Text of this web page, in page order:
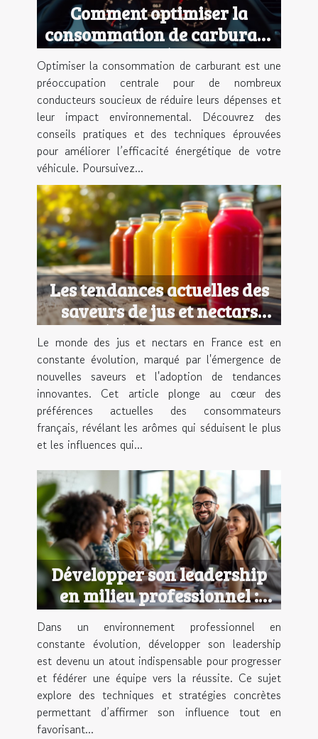
Comment optimiser la
consommation de carburant
de votre véhicule ?
Optimiser la consommation de carburant est une
préoccupation centrale pour de nombreux
conducteurs soucieux de réduire leurs dépenses et
leur impact environnemental. Découvrez des
conseils pratiques et des techniques éprouvées
pour améliorer l’efficacité énergétique de votre
véhicule. Poursuivez...
Les tendances actuelles des
saveurs de jus et nectars
préférés en France
Le monde des jus et nectars en France est en
constante évolution, marqué par l'émergence de
nouvelles saveurs et l'adoption de tendances
innovantes. Cet article plonge au cœur des
préférences actuelles des consommateurs
français, révélant les arômes qui séduisent le plus
et les influences qui...
Développer son leadership
en milieu professionnel :
techniques et stratégies
Dans un environnement professionnel en
constante évolution, développer son leadership
est devenu un atout indispensable pour progresser
et fédérer une équipe vers la réussite. Ce sujet
explore des techniques et stratégies concrètes
permettant d’affirmer son influence tout en
favorisant...